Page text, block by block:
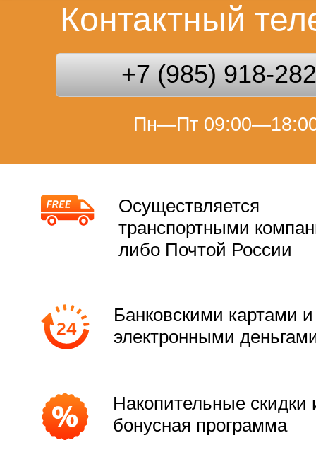
Контактный
+7 (985) 918-
Пн—Пт
Осуществляется
транспортными
либо Почтой России
Банковскими картами и
электронными
Накопительные скидки
бонусная программа